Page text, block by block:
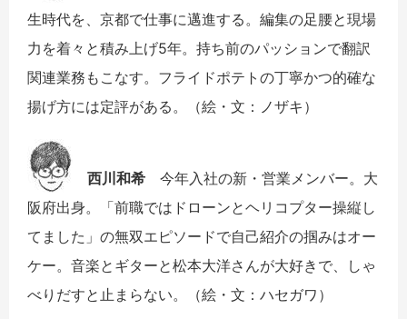
生時代を、京都で仕事に邁進する。編集の足腰と現場
力を着々と積み上げ5年。持ち前のパッションで翻訳
関連業務もこなす。フライドポテトの丁寧かつ的確な
揚げ方には定評がある。（絵・文：ノザキ）
西川和希
今年入社の新・営業メンバー。大
阪府出身。「前職ではドローンとヘリコプター操縦し
てました」の無双エピソードで自己紹介の掴みはオー
ケー。音楽とギターと松本大洋さんが大好きで、しゃ
べりだすと止まらない。（絵・文：ハセガワ）